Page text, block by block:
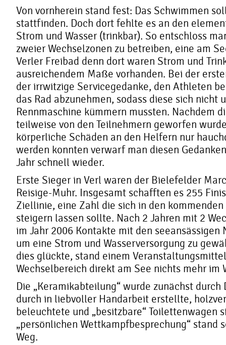
Von vornherein stand fest: Das Schwimmen
stattfinden. Doch dort fehlte es an den
Strom und Wasser (trinkbar). So entschloss
zweier Wechselzonen zu betreiben, eine am
Verler Freibad denn dort waren Strom und
ausreichendem Maße vorhanden. Bei der
der irrwitzige Servicegedanke, den Athleten
das Rad abzunehmen, sodass diese sich nicht
Rennmaschine kümmern mussten. Nachdem
teilweise von den Teilnehmern geworfen
körperliche Schäden an den Helfern nur
werden konnten verwarf man diesen
Jahr schnell wieder.
Erste Sieger in Verl waren der Bielefelder
Reisige-Muhr. Insgesamt schafften es 255
Ziellinie, eine Zahl die sich in den
steigern lassen sollte. Nach 2 Jahren mit 2
im Jahr 2006 Kontakte mit den seeansässigen
um eine Strom und Wasserversorgung zu
dies glückte, stand einem
Wechselbereich direkt am See nichts mehr im
Die „Keramikabteilung“ wurde zunächst durch
durch in liebvoller Handarbeit erstellte,
beleuchtete und „besitzbare“ Toilettenwagen
„persönlichen Wettkampfbesprechung“ stand
Weg.